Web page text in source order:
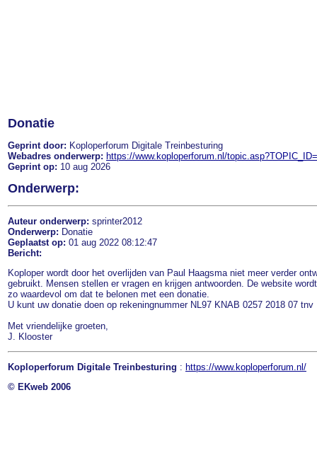
Donatie
Geprint door: Koploperforum Digitale Treinbesturing
Webadres onderwerp: https://www.koploperforum.nl/
Geprint op: 10 aug 2026
Onderwerp:
Auteur onderwerp: sprinter2012
Onderwerp: Donatie
Geplaatst op: 01 aug 2022 08:12:47
Bericht:
Koploper wordt door het overlijden van Paul Haagsma niet meer verder
gebruikt. Mensen stellen er vragen en krijgen antwoorden. De website
zo waardevol om dat te belonen met een donatie.
U kunt uw donatie doen op rekeningnummer NL97 KNAB 0257 2018 07
Met vriendelijke groeten,
J. Klooster
Koploperforum Digitale Treinbesturing : https://www.koploperforum.nl/
© EKweb 2006